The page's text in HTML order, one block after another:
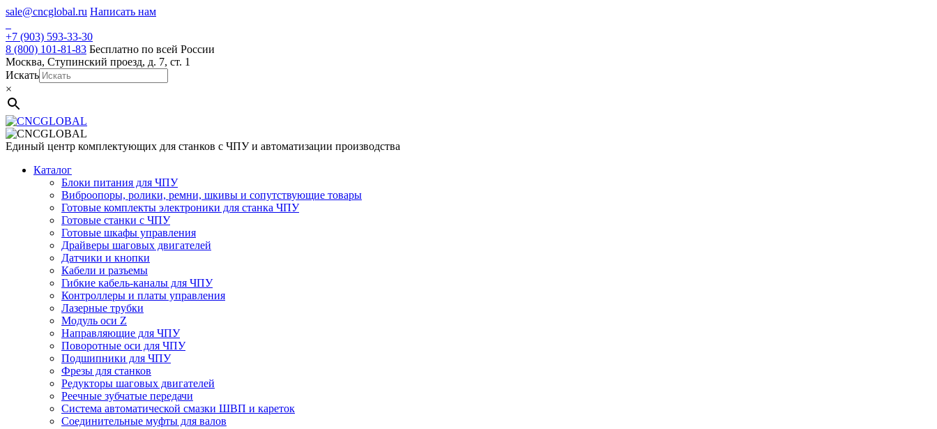
Skip
content
sale@cncglobal.ru Написать нам
+7 (903) 593-33-30
8 (800) 101-81-83 Бесплатно по всей России
Москва, Ступинский проезд, д. 7, ст. 1
Искать
×
Единый центр комплектующих для станков с ЧПУ и автоматизации производства
Каталог
Блоки питания для ЧПУ
Виброопоры, ролики, ремни, шкивы и сопутствующие товары
Готовые комплекты электроники для станка ЧПУ
Готовые станки с ЧПУ
Готовые шкафы управления
Драйверы шаговых двигателей
Датчики и кнопки
Кабели и разъемы
Гибкие кабель-каналы для ЧПУ
Контроллеры и платы управления
Лазерные трубки
Модуль оси Z
Направляющие для ЧПУ
Поворотные оси для ЧПУ
Подшипники для ЧПУ
Фрезы для станков
Редукторы шаговых двигателей
Реечные зубчатые передачи
Система автоматической смазки ШВП и кареток
Соединительные муфты для валов